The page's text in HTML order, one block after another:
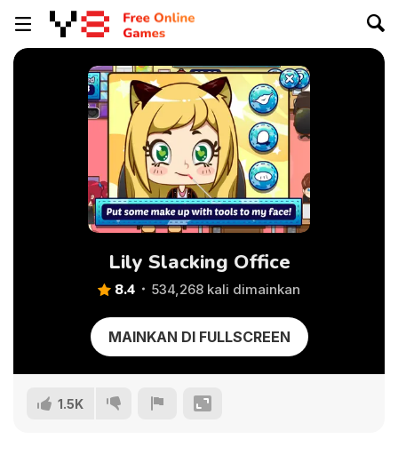
Lily Slacking Office
8.4 534,268 kali dimainkan
MAINKAN DI FULLSCREEN
1.5K